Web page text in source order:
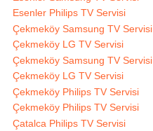
Esenler Philips TV Servisi
Çekmeköy Samsung TV Servisi
Çekmeköy LG TV Servisi
Çekmeköy Samsung TV Servisi
Çekmeköy LG TV Servisi
Çekmeköy Philips TV Servisi
Çekmeköy Philips TV Servisi
Çatalca Philips TV Servisi